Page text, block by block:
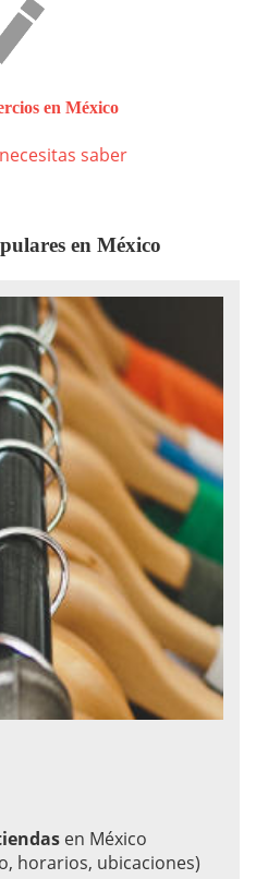
en México
saber
en México
en México
horarios, ubicaciones)